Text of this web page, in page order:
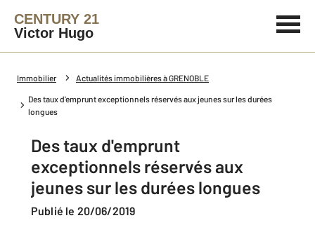
CENTURY 21
Victor Hugo
Immobilier Actualités immobilières à GRENOBLE
Des taux d'emprunt exceptionnels réservés aux jeunes sur les durées
longues
Des taux d'emprunt
exceptionnels réservés aux
jeunes sur les durées longues
Publié le 20/06/2019